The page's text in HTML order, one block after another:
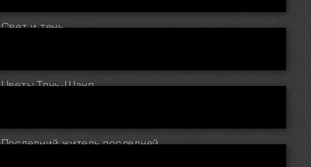
Свет и тень.
Цветы Тянь-Шаня.
Последний житель последней деревни.